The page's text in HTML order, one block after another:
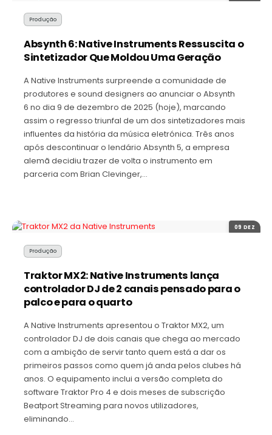
Produção
Absynth 6: Native Instruments Ressuscita o
Sintetizador Que Moldou Uma Geração
A Native Instruments surpreende a comunidade de
produtores e sound designers ao anunciar o Absynth
6 no dia 9 de dezembro de 2025 (hoje), marcando
assim o regresso triunfal de um dos sintetizadores mais
influentes da história da música eletrónica. Três anos
após descontinuar o lendário Absynth 5, a empresa
alemã decidiu trazer de volta o instrumento em
parceria com Brian Clevinger,…
09 DEZ
Produção
Traktor MX2: Native Instruments lança
controlador DJ de 2 canais pensado para o
palco e para o quarto
A Native Instruments apresentou o Traktor MX2, um
controlador DJ de dois canais que chega ao mercado
com a ambição de servir tanto quem está a dar os
primeiros passos como quem já anda pelos clubes há
anos. O equipamento inclui a versão completa do
software Traktor Pro 4 e dois meses de subscrição
Beatport Streaming para novos utilizadores,
eliminando…